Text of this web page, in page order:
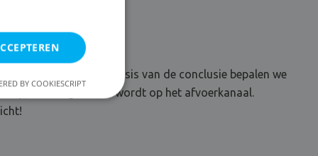
vochtdiagnose. Op basis van de conclusie bepalen we
die aangesloten wordt op het afvoerkanaal.
BY COOKIESCRIPT